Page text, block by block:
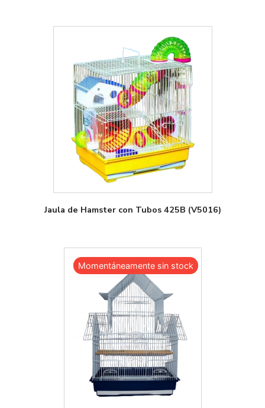
Jaula de Hamster con Tubos 425B (V5016)
Momentáneamente sin stock